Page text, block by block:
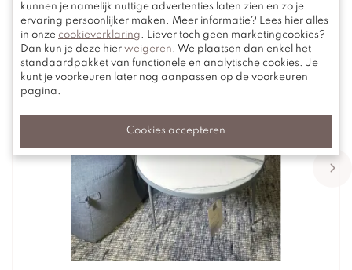
kunnen je namelijk nuttige advertenties laten zien en zo je
ervaring persoonlijker maken. Meer informatie? Lees hier alles
in onze cookieverklaring . Liever toch geen marketingcookies?
Dan kun je deze hier weigeren . We plaatsen dan enkel het
standaardpakket van functionele en analytische cookies. Je
kunt je voorkeuren later nog aanpassen op de voorkeuren
pagina.
Cookies accepteren